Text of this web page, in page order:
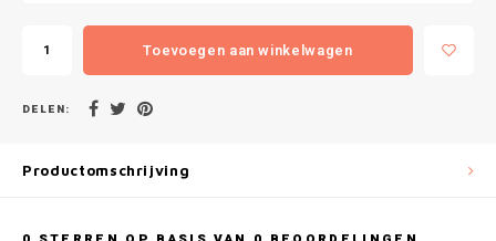
Rebelle
Tom Tailor
Toevoegen aan winkelwagen
DELEN:
Productomschrijving